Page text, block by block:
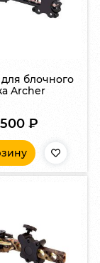
блочного
Archer
₽